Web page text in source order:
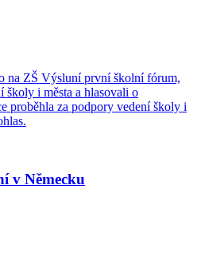
na ZŠ Výsluní první školní fórum,
školy i města a hlasovali o
proběhla za podpory vedení školy i
v Německu